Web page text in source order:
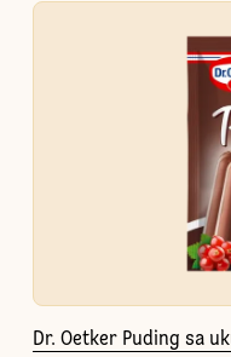
Dr. Oetker Puding sa